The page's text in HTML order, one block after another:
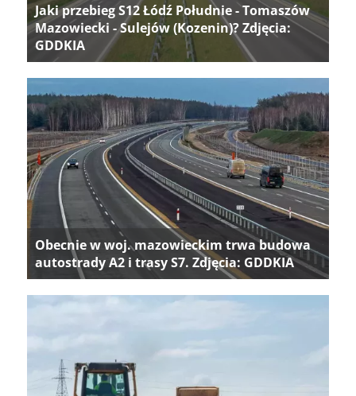
Jaki przebieg S12 Łódź Południe - Tomaszów
Mazowiecki - Sulejów (Kozenin)? Zdjęcia:
GDDKIA
Obecnie w woj. mazowieckim trwa budowa
autostrady A2 i trasy S7. Zdjęcia: GDDKIA